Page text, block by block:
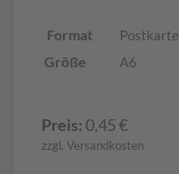
Format Postkarte
Größe A6
Preis: 0,45€
zzgl. Versandkosten